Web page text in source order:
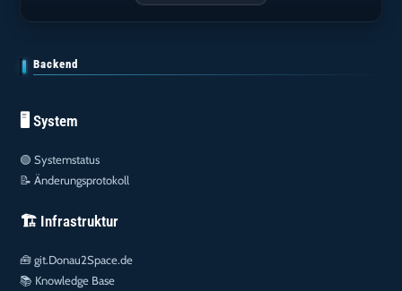
Backend
🖥️ System
🟢Systemstatus
📝Änderungsprotokoll
🏗️ Infrastruktur
🧰git.Donau2Space.de
📚 Knowledge Base